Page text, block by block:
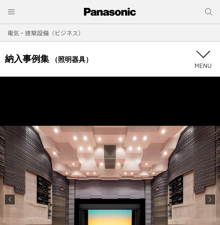
電気・建築設備（ビジネス）
納入事例集 （照明器具）